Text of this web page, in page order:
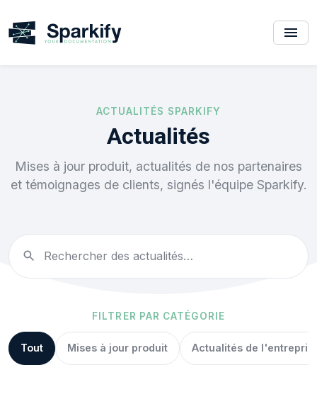
ACTUALITÉS SPARKIFY
Actualités
Mises à jour produit, actualités de nos partenaires
et témoignages de clients, signés l'équipe Sparkify.
FILTRER PAR CATÉGORIE
Tout Mises à jour produit Actualités de